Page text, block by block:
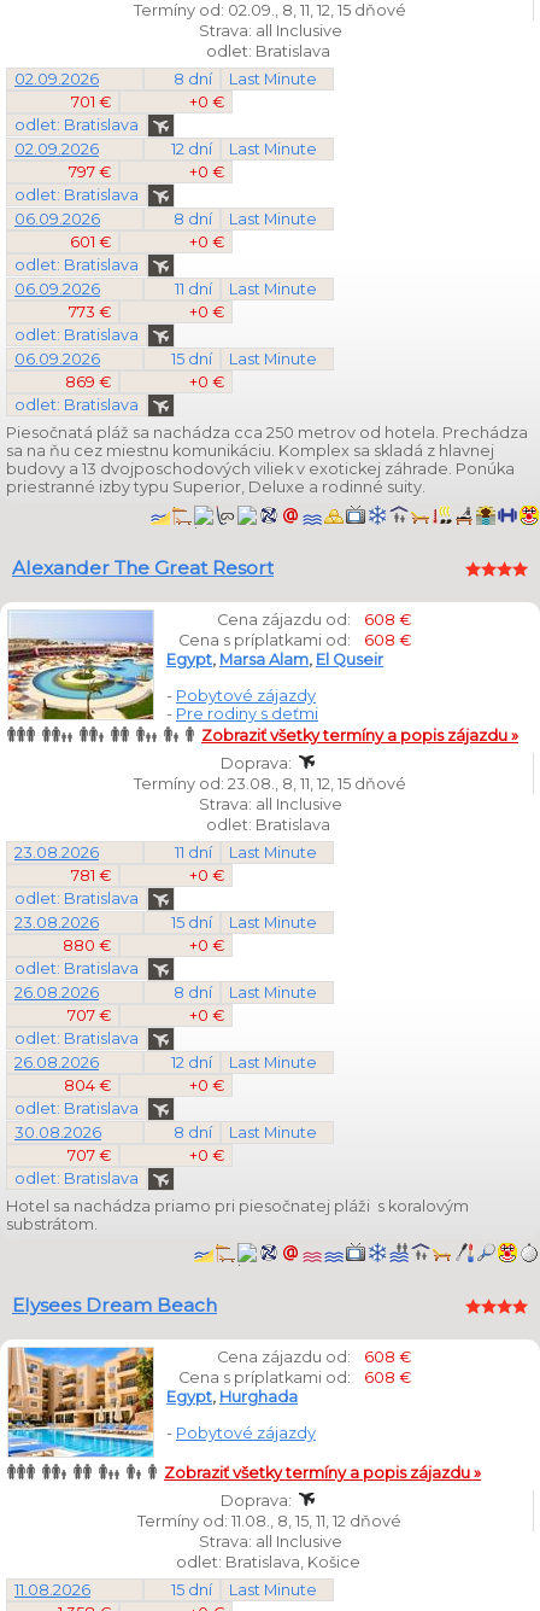
Termíny od: 02.09., 8, 11, 12, 15 dňové
Strava: all Inclusive
odlet: Bratislava
02.09.2026
8 dní
Last Minute
701 €
+0 €
odlet: Bratislava
02.09.2026
12 dní
Last Minute
797 €
+0 €
odlet: Bratislava
06.09.2026
8 dní
Last Minute
601 €
+0 €
odlet: Bratislava
06.09.2026
11 dní
Last Minute
773 €
+0 €
odlet: Bratislava
06.09.2026
15 dní
Last Minute
869 €
+0 €
odlet: Bratislava
Piesočnatá pláž sa nachádza cca 250 metrov od hotela. Prechádza
sa na ňu cez miestnu komunikáciu. Komplex sa skladá z hlavnej
budovy a 13 dvojposchodových viliek v exotickej záhrade. Ponúka
priestranné izby typu Superior, Deluxe a rodinné suity.
Alexander The Great Resort
Cena zájazdu od:
608 €
Cena s príplatkami od:
608 €
Egypt, Marsa Alam, El Quseir
- Pobytové zájazdy
- Pre rodiny s deťmi
Zobraziť všetky termíny a popis zájazdu »
Doprava:
Termíny od: 23.08., 8, 11, 12, 15 dňové
Strava: all Inclusive
odlet: Bratislava
23.08.2026
11 dní
Last Minute
781 €
+0 €
odlet: Bratislava
23.08.2026
15 dní
Last Minute
880 €
+0 €
odlet: Bratislava
26.08.2026
8 dní
Last Minute
707 €
+0 €
odlet: Bratislava
26.08.2026
12 dní
Last Minute
804 €
+0 €
odlet: Bratislava
30.08.2026
8 dní
Last Minute
707 €
+0 €
odlet: Bratislava
Hotel sa nachádza priamo pri piesočnatej pláži s koralovým
substrátom.
Elysees Dream Beach
Cena zájazdu od:
608 €
Cena s príplatkami od:
608 €
Egypt, Hurghada
- Pobytové zájazdy
Zobraziť všetky termíny a popis zájazdu »
Doprava:
Termíny od: 11.08., 8, 15, 11, 12 dňové
Strava: all Inclusive
odlet: Bratislava, Košice
11.08.2026
15 dní
Last Minute